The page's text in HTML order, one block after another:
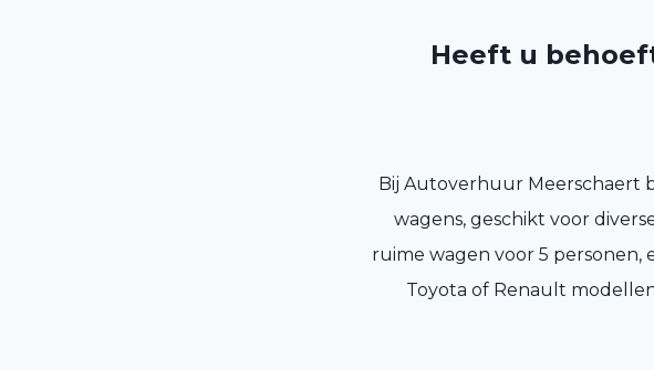
Heeft u
Bij Autoverhuur Meerschaert
wagens, geschikt voor
ruime wagen voor 5
Toyota of Renault